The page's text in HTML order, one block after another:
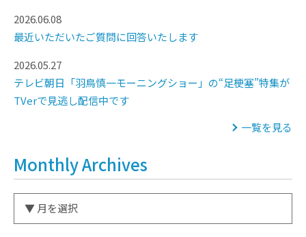
2026.06.08
最近いただいたご質問に回答いたします
2026.05.27
テレビ朝日「羽鳥慎一モーニングショー」の“足梗塞”特集が
TVerで見逃し配信中です
一覧を見る
Monthly Archives